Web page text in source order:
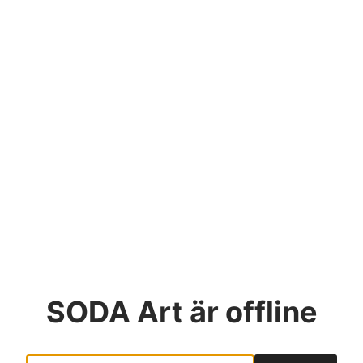
SODA Art är offline